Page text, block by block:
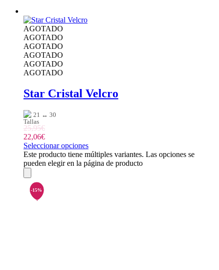
AGOTADO
AGOTADO
AGOTADO
AGOTADO
AGOTADO
AGOTADO
Star Cristal Velcro
21 ↔ 30
25,95€
22,06€
Seleccionar opciones
Este producto tiene múltiples variantes. Las opciones se
pueden elegir en la página de producto